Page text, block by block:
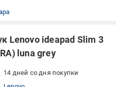
Lenovo ideapad Slim 3
luna grey
14 дней со дня покупки